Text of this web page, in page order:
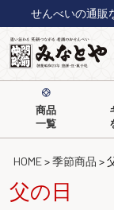
せんべいの通販
商品
一覧
HOME 季節商品
父の日